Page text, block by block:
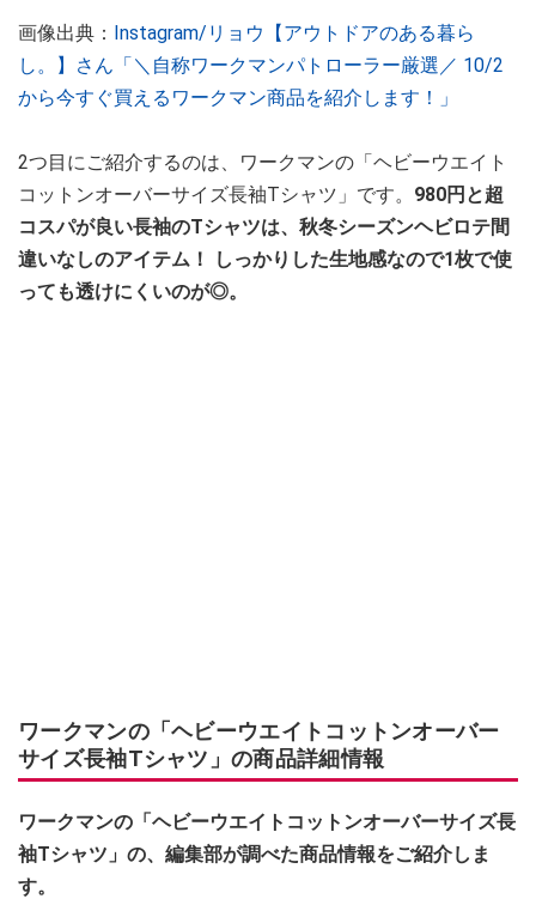
画像出典： Instagram/リョウ【アウトドアのある暮ら
し。】さん「＼自称ワークマンパトローラー厳選／ 10/2
から今すぐ買えるワークマン商品を紹介します！」
2つ目にご紹介するのは、ワークマンの「ヘビーウエイト
コットンオーバーサイズ長袖Tシャツ」です。 980円と超
コスパが良い長袖のTシャツは、秋冬シーズンヘビロテ間
違いなしのアイテム！ しっかりした生地感なので1枚で使
っても透けにくいのが◎。
ワークマンの「ヘビーウエイトコットンオーバー
サイズ長袖Tシャツ」の商品詳細情報
ワークマンの「ヘビーウエイトコットンオーバーサイズ長
袖Tシャツ」の、編集部が調べた商品情報をご紹介しま
す。